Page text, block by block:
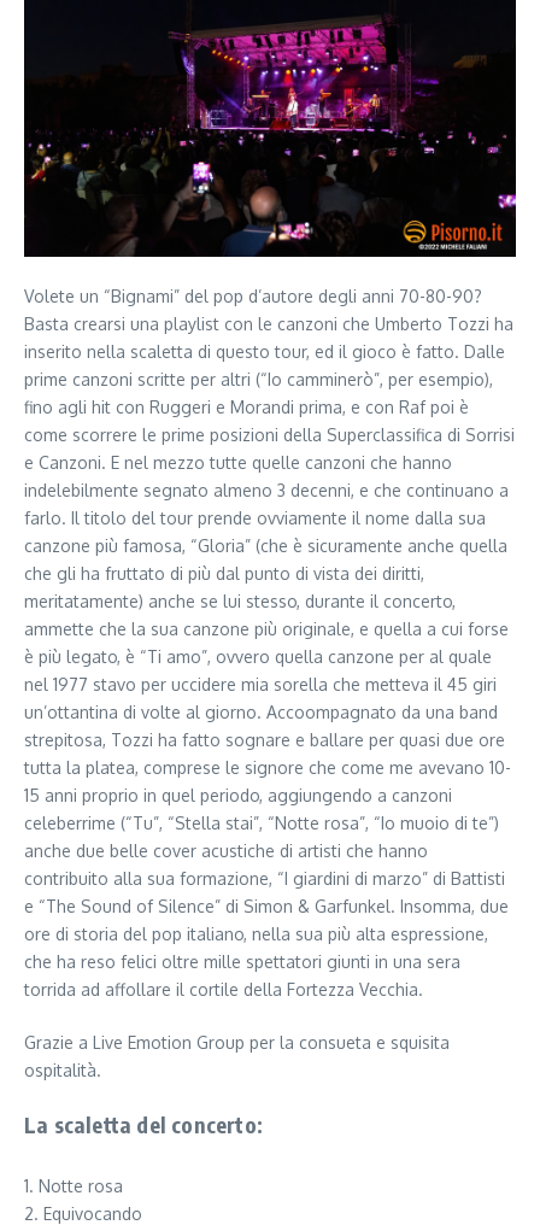
Volete un “Bignami” del pop d’autore degli anni 70-80-90?
Basta crearsi una playlist con le canzoni che Umberto Tozzi ha
inserito nella scaletta di questo tour, ed il gioco è fatto. Dalle
prime canzoni scritte per altri (“Io camminerò”, per esempio),
fino agli hit con Ruggeri e Morandi prima, e con Raf poi è
come scorrere le prime posizioni della Superclassifica di Sorrisi
e Canzoni. E nel mezzo tutte quelle canzoni che hanno
indelebilmente segnato almeno 3 decenni, e che continuano a
farlo. Il titolo del tour prende ovviamente il nome dalla sua
canzone più famosa, “Gloria” (che è sicuramente anche quella
che gli ha fruttato di più dal punto di vista dei diritti,
meritatamente) anche se lui stesso, durante il concerto,
ammette che la sua canzone più originale, e quella a cui forse
è più legato, è “Ti amo”, ovvero quella canzone per al quale
nel 1977 stavo per uccidere mia sorella che metteva il 45 giri
un’ottantina di volte al giorno. Accoompagnato da una band
strepitosa, Tozzi ha fatto sognare e ballare per quasi due ore
tutta la platea, comprese le signore che come me avevano 10-
15 anni proprio in quel periodo, aggiungendo a canzoni
celeberrime (“Tu”, “Stella stai”, “Notte rosa”, “Io muoio di te”)
anche due belle cover acustiche di artisti che hanno
contribuito alla sua formazione, “I giardini di marzo” di Battisti
e “The Sound of Silence” di Simon & Garfunkel. Insomma, due
ore di storia del pop italiano, nella sua più alta espressione,
che ha reso felici oltre mille spettatori giunti in una sera
torrida ad affollare il cortile della Fortezza Vecchia.
Grazie a Live Emotion Group per la consueta e squisita
ospitalità.
La scaletta del concerto:
1. Notte rosa
2. Equivocando